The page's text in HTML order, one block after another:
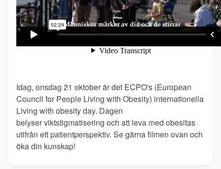
Idag, onsdag 21 oktober är det ECPO's (European
Council for People Living with Obesity) internationella
Living with obesity day. Dagen
belyser viktstigmatisering och att leva med obesitas
utifrån ett patientperspektiv. Se gärna filmen ovan och
öka din kunskap!